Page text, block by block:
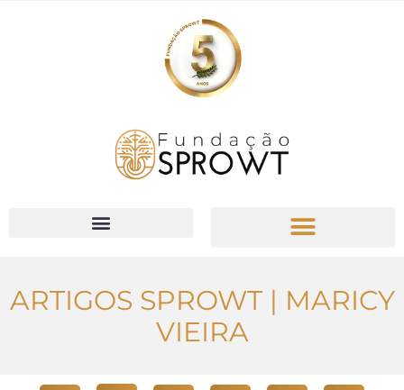
ARTIGOS SPROWT | MARICY
VIEIRA